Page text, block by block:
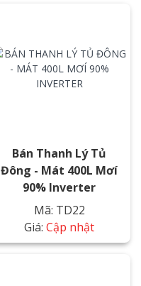
Bán Thanh Lý Tủ
Đông - Mát 400L Mơí
90% Inverter
Mã: TD22
Giá: Cập nhật